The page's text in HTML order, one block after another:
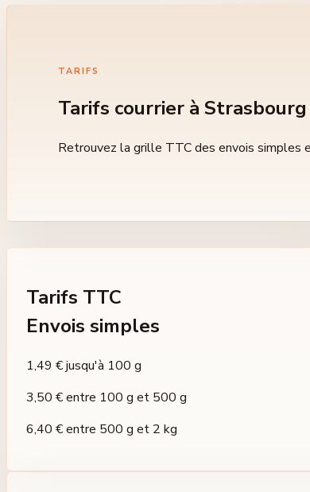
TARIFS
Tarifs courrier à
Retrouvez la grille TTC des envois
Tarifs TTC
Envois simples
1,49 €jusqu'à 100 g
3,50 €entre 100 g et 500 g
6,40 €entre 500 g et 2 kg